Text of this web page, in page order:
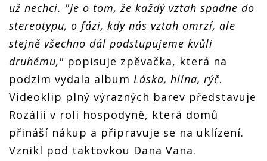
už nechci. "Je o tom, že každý vztah spadne do
stereotypu, o fázi, kdy nás vztah omrzí, ale
stejně všechno dál podstupujeme kvůli
druhému," popisuje zpěvačka, která na
podzim vydala album Láska, hlína, rýč.
Videoklip plný výrazných barev představuje
Rozálii v roli hospodyně, která domů
přináší nákup a připravuje se na uklízení.
Vznikl pod taktovkou Dana Vana.